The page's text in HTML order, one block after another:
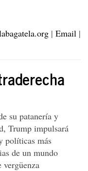
| Email |
su patanería y
Trump impulsará
políticas más
de un mundo
vergüenza